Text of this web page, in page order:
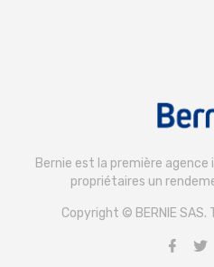
Bernie est la première
propriétaires un
Copyright © BERNIE